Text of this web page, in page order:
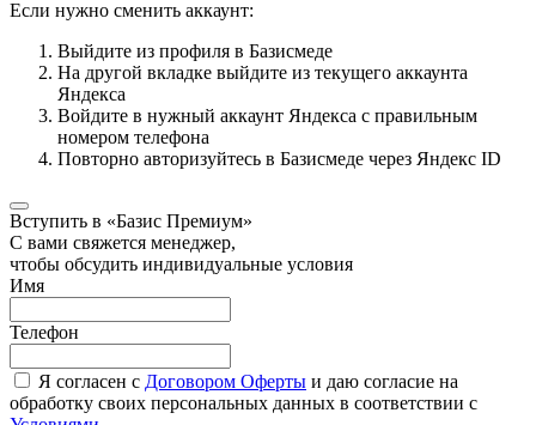
Если нужно сменить аккаунт:
Выйдите из профиля в Базисмеде
На другой вкладке выйдите из текущего аккаунта
Яндекса
Войдите в нужный аккаунт Яндекса с правильным
номером телефона
Повторно авторизуйтесь в Базисмеде через Яндекс ID
Вступить в «Базис Премиум»
С вами свяжется менеджер,
чтобы обсудить индивидуальные условия
Имя
Телефон
Я согласен с Договором Оферты и даю согласие на
обработку своих персональных данных в соответствии с